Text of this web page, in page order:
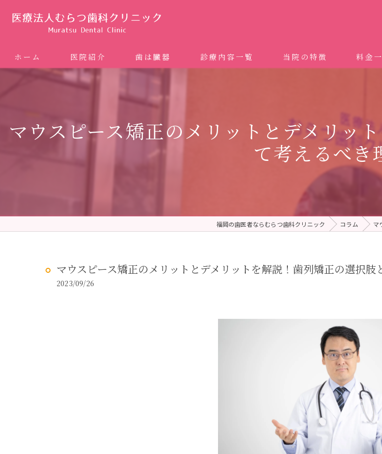
ホーム 医院紹介 歯は臓器 診療内容一覧
矯正歯科 (インビザライン、マウスピース矯正）
ホワイトニング
審美歯科・セラミック
予防歯科 (メンテナンス)
当院の特徴
ドクターむらつのワンライン歯
グループクリニック
料金
マウスピース矯正のメリットとデメリッ
て考えるべき
福岡の歯医者ならむらつ歯科クリニック コラム マ
マウスピース矯正のメリットとデメリットを解説！歯列矯正の選択肢
2023/09/26